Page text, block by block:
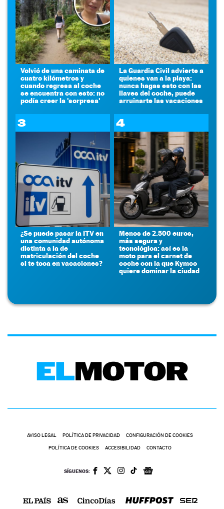
Volvió de una caminata de
cuatro kilómetros y
cuando regresa al coche
se encuentra con esto: no
podía creer la 'sorpresa'
La Guardia Civil advierte a
quienes van a la playa:
nunca hagas esto con las
llaves del coche, puede
arruinarte las vacaciones
3
¿Se puede pasar la ITV en
una comunidad autónoma
distinta a la de
matriculación del coche
si te toca en vacaciones?
4
Menos de 2.500 euros,
más segura y
tecnológica: así es la
moto para el carnet de
coche con la que Kymco
quiere dominar la ciudad
AVISO LEGAL POLÍTICA DE PRIVACIDAD CONFIGURACIÓN DE COOKIES
POLÍTICA DE COOKIES ACCESIBILIDAD CONTACTO
SÍGUENOS: